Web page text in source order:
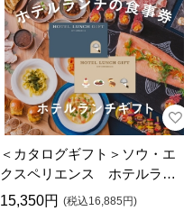
＜カタログギフト＞ソウ・エ
クスペリエンス ホテルラン
チギフト
15,350円 (税込16,885円)